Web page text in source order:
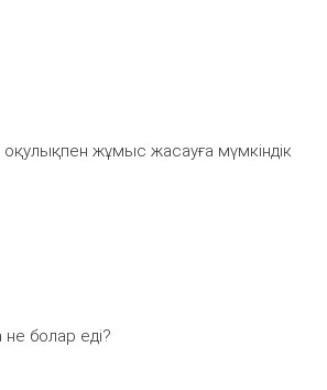
оқулықпен жұмыс жасауға мүмкіндік
болар еді?